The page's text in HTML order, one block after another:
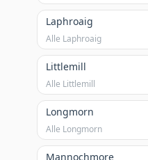
Laphroaig
Alle Laphroaig
Littlemill
Alle Littlemill
Longmorn
Alle Longmorn
Mannochmore